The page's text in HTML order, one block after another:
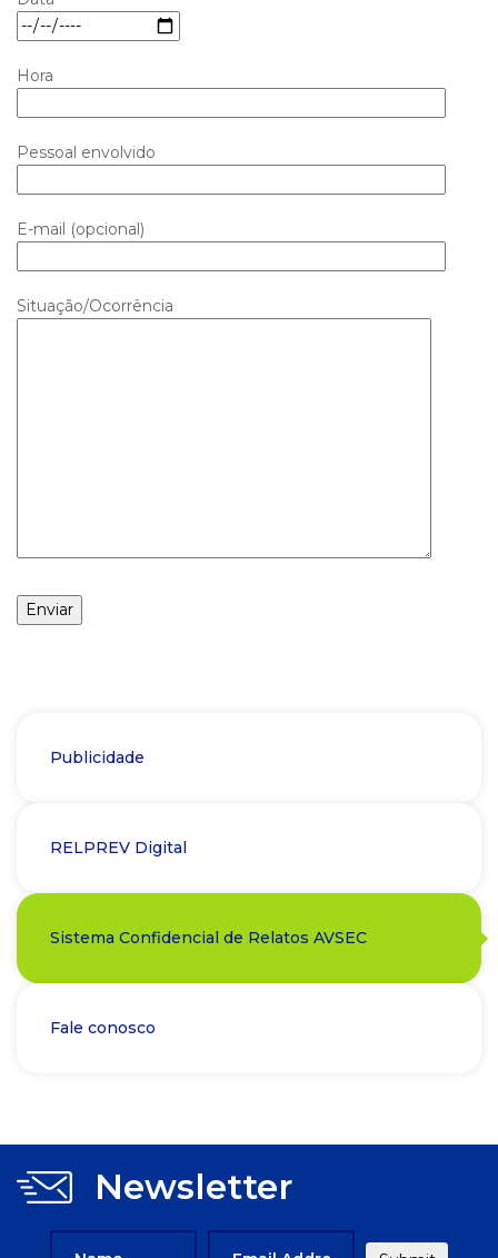
Hora
Pessoal envolvido
E-mail (opcional)
Situação/Ocorrência
Publicidade
RELPREV Digital
Sistema Confidencial de Relatos AVSEC
Fale conosco
Newsletter